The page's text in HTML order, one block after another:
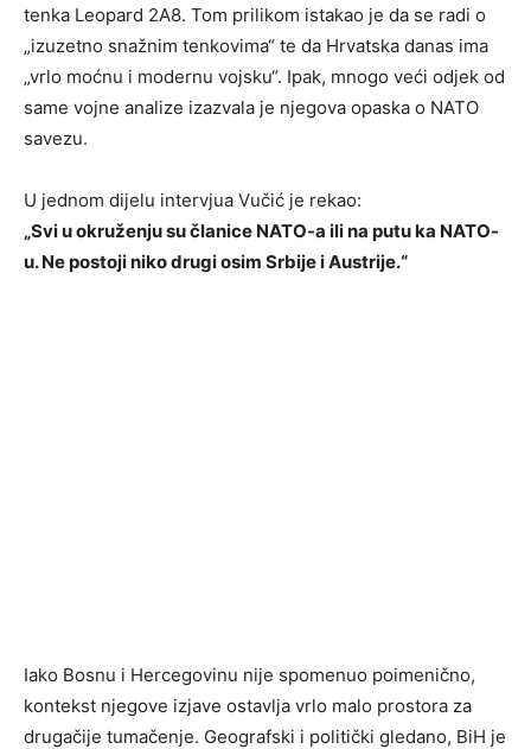
tenka Leopard 2A8. Tom prilikom istakao je da se radi o
„izuzetno snažnim tenkovima“ te da Hrvatska danas ima
„vrlo moćnu i modernu vojsku“. Ipak, mnogo veći odjek od
same vojne analize izazvala je njegova opaska o NATO
savezu.
U jednom dijelu intervjua Vučić je rekao:
„Svi u okruženju su članice NATO-a ili na putu ka NATO-
u. Ne postoji niko drugi osim Srbije i Austrije.“
Iako Bosnu i Hercegovinu nije spomenuo poimenično,
kontekst njegove izjave ostavlja vrlo malo prostora za
drugačije tumačenje. Geografski i politički gledano, BiH je